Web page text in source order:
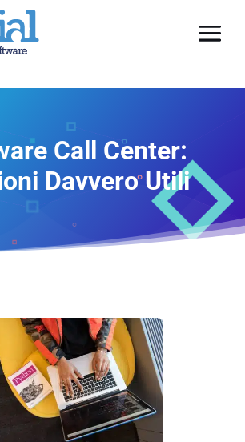
Call Center:
Davvero Utili